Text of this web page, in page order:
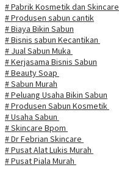
# Pabrik Kosmetik dan Skincare
# Produsen sabun cantik
# Biaya Bikin Sabun
# Bisnis sabun Kecantikan
# Jual Sabun Muka
# Kerjasama Bisnis Sabun
# Beauty Soap
# Sabun Murah
# Peluang Usaha Bikin Sabun
# Produsen Sabun Kosmetik
# Usaha Sabun
# Skincare Bpom
# Dr Febrian Skincare
# Pusat Alat Lukis Murah
# Pusat Piala Murah